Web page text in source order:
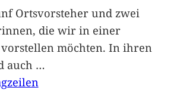
Ortsvorsteher und zwei
die wir in einer
möchten. In ihren
auch …